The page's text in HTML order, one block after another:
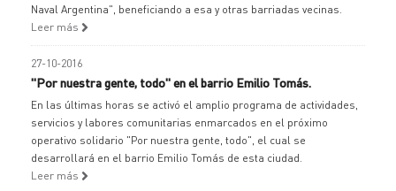
Naval Argentina", beneficiando a esa y otras barriadas vecinas.
Leer más
27-10-2016
"Por nuestra gente, todo" en el barrio Emilio Tomás.
En las últimas horas se activó el amplio programa de actividades,
servicios y labores comunitarias enmarcados en el próximo
operativo solidario "Por nuestra gente, todo", el cual se
desarrollará en el barrio Emilio Tomás de esta ciudad.
Leer más